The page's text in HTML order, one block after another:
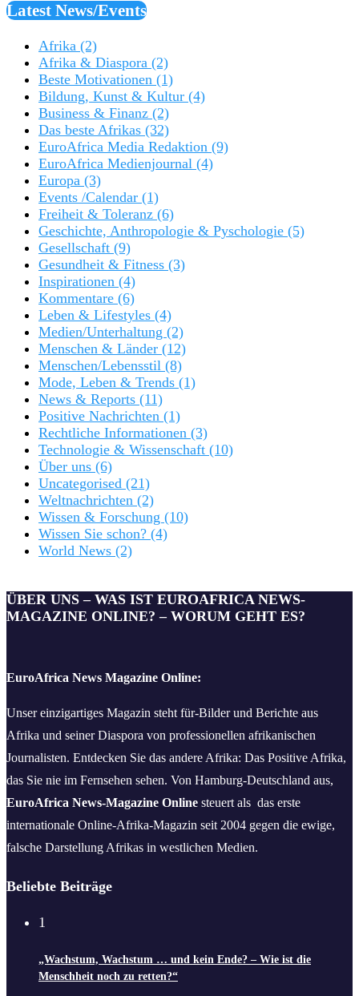
Latest News/Events
Afrika (2)
Afrika & Diaspora (2)
Beste Motivationen (1)
Bildung, Kunst & Kultur (4)
Business & Finanz (2)
Das beste Afrikas (32)
EuroAfrica Media Redaktion (9)
EuroAfrica Medienjournal (4)
Europa (3)
Events /Calendar (1)
Freiheit & Toleranz (6)
Geschichte, Anthropologie & Pyschologie (5)
Gesellschaft (9)
Gesundheit & Fitness (3)
Inspirationen (4)
Kommentare (6)
Leben & Lifestyles (4)
Medien/Unterhaltung (2)
Menschen & Länder (12)
Menschen/Lebensstil (8)
Mode, Leben & Trends (1)
News & Reports (11)
Positive Nachrichten (1)
Rechtliche Informationen (3)
Technologie & Wissenschaft (10)
Über uns (6)
Uncategorised (21)
Weltnachrichten (2)
Wissen & Forschung (10)
Wissen Sie schon? (4)
World News (2)
ÜBER UNS – WAS IST EUROAFRICA NEWS-
MAGAZINE ONLINE? – WORUM GEHT ES?
EuroAfrica News Magazine Online:
Unser einzigartiges Magazin steht für-Bilder und Berichte aus
Afrika und seiner Diaspora von professionellen afrikanischen
Journalisten. Entdecken Sie das andere Afrika: Das Positive Afrika,
das Sie nie im Fernsehen sehen. Von Hamburg-Deutschland aus,
EuroAfrica News-Magazine Online steuert als das erste
internationale Online-Afrika-Magazin seit 2004 gegen die ewige,
falsche Darstellung Afrikas in westlichen Medien.
Beliebte Beiträge
1
„Wachstum, Wachstum … und kein Ende? – Wie ist die
Menschheit noch zu retten?“